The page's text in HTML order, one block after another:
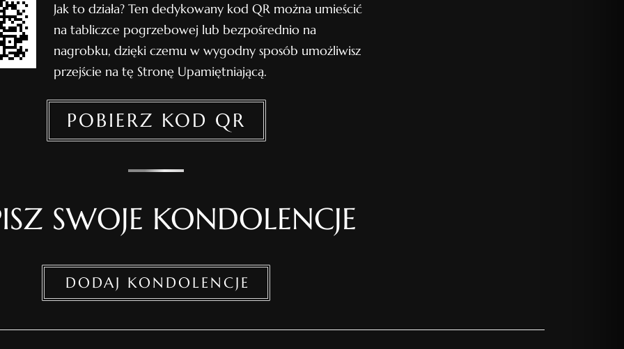
Jak to działa? Ten dedykowany kod QR można umieścić
na tabliczce pogrzebowej lub bezpośrednio na
nagrobku, dzięki czemu w wygodny sposób umożliwisz
przejście na tę Stronę Upamiętniającą.
POBIERZ KOD QR
SWOJE KONDOLENCJE
DODAJ KONDOLENCJE